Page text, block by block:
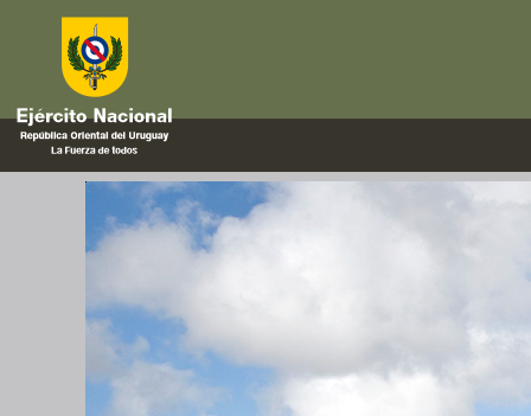
pruebas
Pruebas de ingreso para la